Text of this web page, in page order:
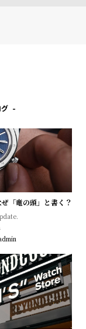
「竜の頭」と書く？